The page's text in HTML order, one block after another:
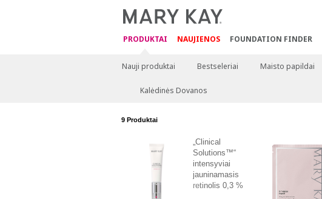
PRODUKTAI NAUJIENOS FOUNDATION FINDER
Nauji produktai Bestseleriai Maisto papildai
Kalėdinės Dovanos
9Produktai
„Clinical
Solutions™“
intensyviai
jauninamasis
retinolis 0,3 %